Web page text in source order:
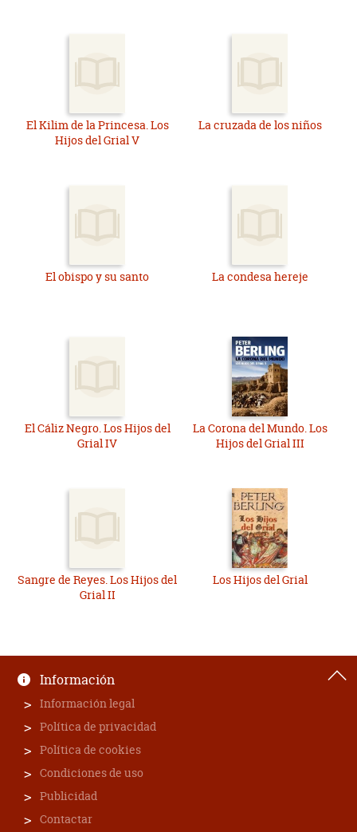
El Kilim de la Princesa. Los
Hijos del Grial V
La cruzada de los niños
El obispo y su santo La condesa hereje
El Cáliz Negro. Los Hijos del
Grial IV
La Corona del Mundo. Los
Hijos del Grial III
Sangre de Reyes. Los Hijos del
Grial II
Los Hijos del Grial
Información
Información legal
Política de privacidad
Política de cookies
Condiciones de uso
Publicidad
Contactar